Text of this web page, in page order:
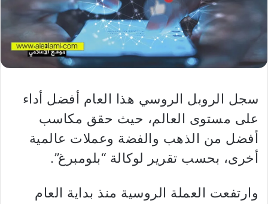
سجل الروبل الروسي هذا العام أفضل أداء
على مستوى العالم، حيث حقق مكاسب
أفضل من الذهب والفضة وعملات عالمية
أخرى، بحسب تقرير لوكالة “بلومبرغ”.
وارتفعت العملة الروسية منذ بداية العام